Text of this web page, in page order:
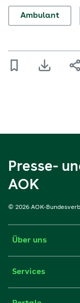
Ambulant
Presse-
AOK
© 2026 AOK-
Über uns
Services